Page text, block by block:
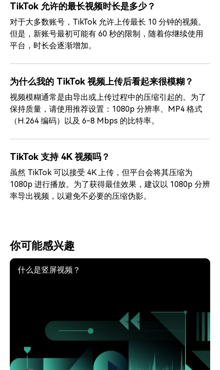
TikTok 允许的最长视频时长是多少？
对于大多数账号，TikTok 允许上传最长 10 分钟的视频。
但是，新账号最初可能有 60 秒的限制，随着你继续使用
平台，时长会逐渐增加。
为什么我的 TikTok 视频上传后看起来很模糊？
视频模糊通常是由导出或上传过程中的压缩引起的。为了
保持质量，请使用推荐设置：1080p 分辨率、MP4 格式
（H.264 编码）以及 6-8 Mbps 的比特率。
TikTok 支持 4K 视频吗？
虽然 TikTok 可以接受 4K 上传，但平台会将其压缩为
1080p 进行播放。为了获得最佳效果，建议以 1080p 分辨
率导出视频，以避免不必要的压缩伪影。
你可能感兴趣
什么是竖屏视频？